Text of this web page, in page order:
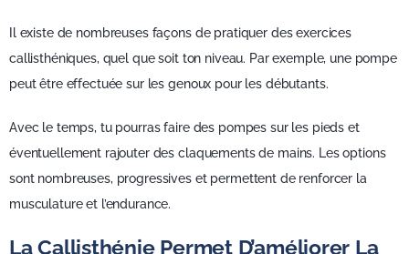
Il existe de nombreuses façons de pratiquer des exercices
callisthéniques, quel que soit ton niveau. Par exemple, une pompe
peut être effectuée sur les genoux pour les débutants.
Avec le temps, tu pourras faire des pompes sur les pieds et
éventuellement rajouter des claquements de mains. Les options
sont nombreuses, progressives et permettent de renforcer la
musculature et l’endurance.
La Callisthénie Permet D’améliorer La